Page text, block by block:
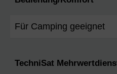
Für Camping geeignet
TechniSat